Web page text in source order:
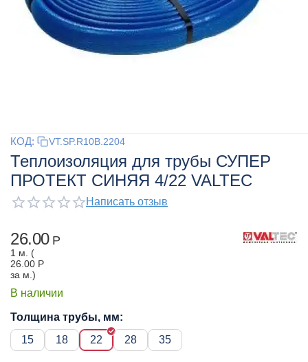
КОД: VT.SP.R10B.2204
Теплоизоляция для трубы СУПЕР
ПРОТЕКТ СИНЯЯ 4/22 VALTEC
Написать отзыв
26.00 Р
1 м. (
26.00 Р
за м.)
В наличии
Толщина трубы, мм:
15
18 22 28 35